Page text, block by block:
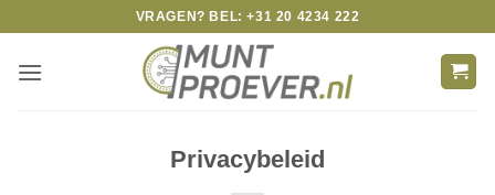
content
VRAGEN? BEL: +31 20 4234 222
Privacybeleid